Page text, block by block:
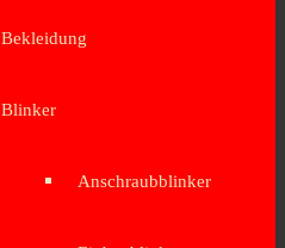
Bekleidung
Blinker
Anschraubblinker